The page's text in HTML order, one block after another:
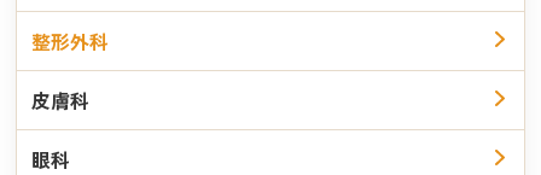
野寄 浩司
・部長
整形外科
皮膚科
眼科